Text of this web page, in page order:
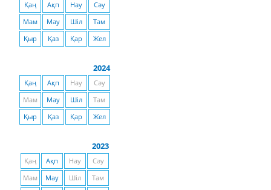
Қаң Ақп Нау
Сәу
Мам
Мау Шіл
Там
Қыр
Қаз Қар Жел
2024
Қаң Ақп Нау
Сәу
Мам
Мау Шіл
Там
Қыр
Қаз Қар Жел
2023
Қаң Ақп Нау
Сәу
Мам
Мау Шіл
Там